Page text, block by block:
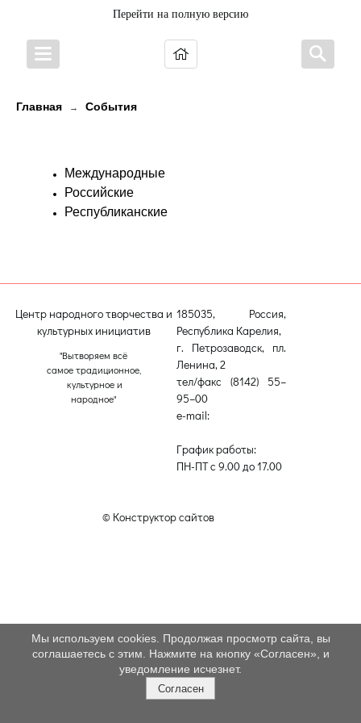
Перейти на полную версию
Главная → События
Международные
Российские
Республиканские
Центр народного творчества и
культурных инициатив
"Вытворяем всё
самое традиционное,
культурное и
народное"
185035, Россия,
Республика Карелия,
г. Петрозаводск, пл.
Ленина, 2
тел/факс (8142) 55–
95–00
e-mail:
График работы:
ПН-ПТ с 9.00 до 17.00
© Конструктор сайтов
Мы используем cookies. Продолжая просмотр сайта, вы
соглашаетесь с этим. Нажмите на кнопку «Согласен», и
уведомление исчезнет.
Согласен